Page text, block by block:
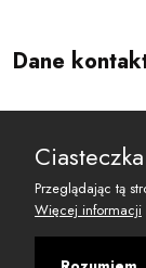
Dane
Ciasteczka
Przeglądając tą
Więcej informacji